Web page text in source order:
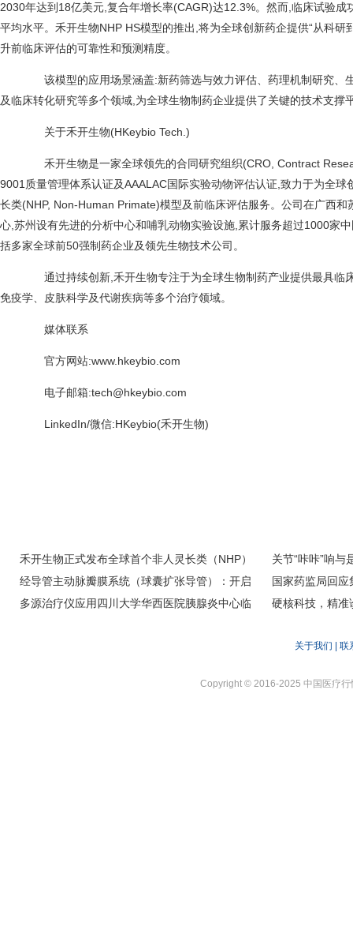
2030年达到18亿美元,复合年增长率(CAGR)达12.3%。然而,临床试验
平均水平。禾开生物NHP HS模型的推出,将为全球创新药企提供“从科研
升前临床评估的可靠性和预测精度。
该模型的应用场景涵盖:新药筛选与效力评估、药理机制研究、
及临床转化研究等多个领域,为全球生物制药企业提供了关键的技术支撑
关于禾开生物(HKeybio Tech.)
禾开生物是一家全球领先的合同研究组织(CRO, Contract
9001质量管理体系认证及AAALAC国际实验动物评估认证,致力于为全球
长类(NHP, Non-Human Primate)模型及前临床评估服务。公司在广西和
心,苏州设有先进的分析中心和哺乳动物实验设施,累计服务超过1000家
括多家全球前50强制药企业及领先生物技术公司。
通过持续创新,禾开生物专注于为全球生物制药产业提供最具临
免疫学、皮肤科学及代谢疾病等多个治疗领域。
媒体联系
官方网站:www.hkeybio.com
电子邮箱:tech@hkeybio.com
LinkedIn/微信:HKeybio(禾开生物)
禾开生物正式发布全球首个非人灵长类（NHP）
化脓性汗腺炎（HS）动物模型
关节“咔咔”响与
经导管主动脉瓣膜系统（球囊扩张导管）：开启
心脏介入治疗新纪元
国家药监局回应
多源治疗仪应用四川大学华西医院胰腺炎中心临
硬核科技，精准
关于我们 联
Copyright © 2016-2025 中国医疗